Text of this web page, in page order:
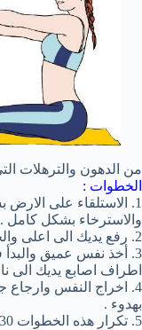
من الدهون والترهلات
الخطوات :
1. الاستلقاء على
والاسترخاء بشكل كامل .
2. رفع يديك الى اعلى والحفاظ عليها مستقيمة ومتوازية .
3. أخذ نفس عميق
اطراف اصابع يديك الى
4. اخراج النفس وارجاع
بهدوء .
5. تكرار هذه الخطوات 30 مرة يوميا .